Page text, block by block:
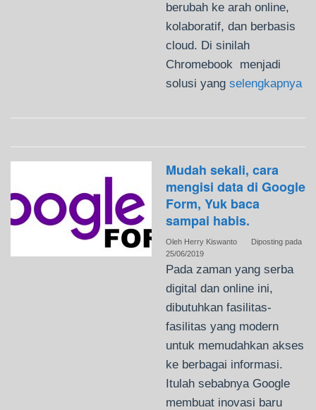
berubah ke arah online,
kolaboratif, dan berbasis
cloud. Di sinilah
Chromebook menjadi
solusi yang selengkapnya
Mudah sekali, cara
mengisi data di Google
Form, Yuk baca
sampai habis.
Oleh Herry Kiswanto
Diposting pada
25/06/2019
Pada zaman yang serba
digital dan online ini,
dibutuhkan fasilitas-
fasilitas yang modern
untuk memudahkan akses
ke berbagai informasi.
Itulah sebabnya Google
membuat inovasi baru